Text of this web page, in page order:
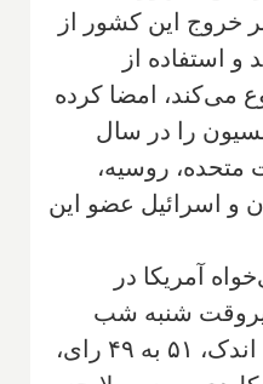
خروج این کشور از
و استفاده از
می‌کند، امضا کرده
را در سال
متحده، روسیه،
و اسرائیل عضو این
آمریکا در
شنبه شب
ادامه داشت، با اختلافی اندک، ۵۱ به ۴۹ رای،